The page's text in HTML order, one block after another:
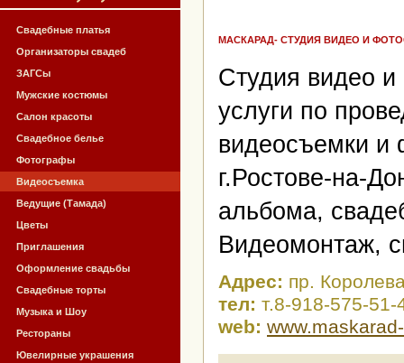
Свадебные платья
Организаторы свадеб
ЗАГСы
Мужские костюмы
Салон красоты
Свадебное белье
Фотографы
Видеосъемка
Ведущие (Тамада)
Цветы
Приглашения
Оформление свадьбы
Свадебные торты
Музыка и Шоу
Рестораны
Ювелирные украшения
МАСКАРАД- СТУДИЯ ВИДЕО И
Студия видео
услуги по
видеосъемки и
г.Ростове-на-
альбома,
Видеомонтаж,
Адрес: пр.
тел: т.8-918-575-
web: